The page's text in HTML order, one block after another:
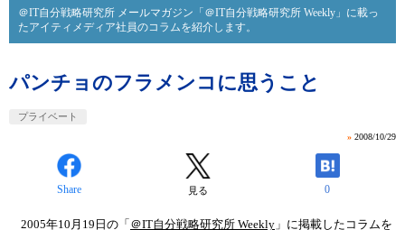
＠IT自分戦略研究所 メールマガジン「＠IT自分戦略研究所 Weekly」に載っ
たアイティメディア社員のコラムを紹介します。
パンチョのフラメンコに思うこと
プライベート
» 2008/10/29
Share 見る 0
2005年10月19日の「 ＠IT自分戦略研究所 Weekly 」に掲載したコラムを